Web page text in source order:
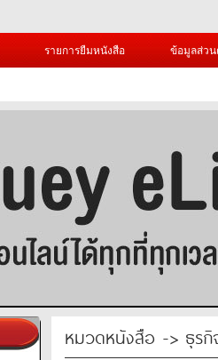
รายการยืมหนังสือ ข้อมูลส่ว
หมวดหนังสือ -> ธุรกิ